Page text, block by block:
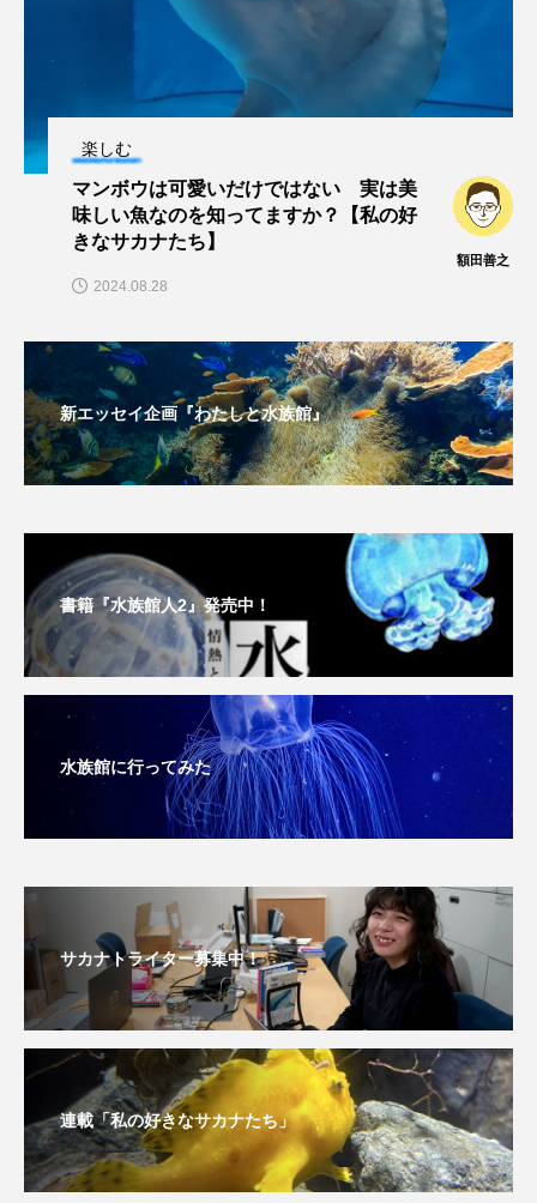
楽しむ
マンボウは可愛いだけではない 実は美
味しい魚なのを知ってますか？【私の好
きなサカナたち】
額田善之
2024.08.28
新エッセイ企画『わたしと水族館』
書籍『水族館人2』発売中！
水族館に行ってみた
サカナトライター募集中！
連載「私の好きなサカナたち」